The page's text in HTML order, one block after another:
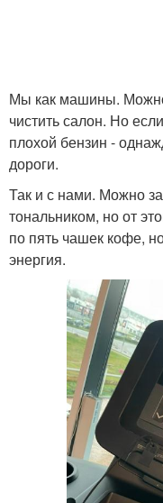
Мы как машины.
чистить салон. Но
плохой бензин -
дороги.
Так и с нами. Можно
тональником, но от
по пять чашек кофе,
энергия.